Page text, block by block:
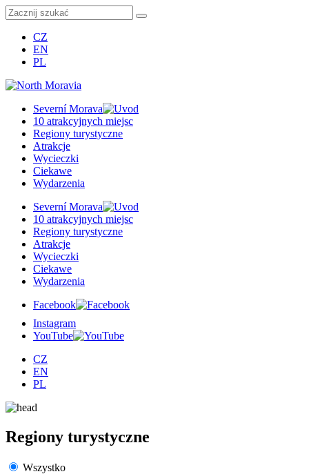
CZ
EN
PL
Severní Morava
10 atrakcyjnych miejsc
Regiony turystyczne
Atrakcje
Wycieczki
Ciekawe
Wydarzenia
Severní Morava
10 atrakcyjnych miejsc
Regiony turystyczne
Atrakcje
Wycieczki
Ciekawe
Wydarzenia
Facebook
Instagram
YouTube
CZ
EN
PL
Regiony turystyczne
Wszystko